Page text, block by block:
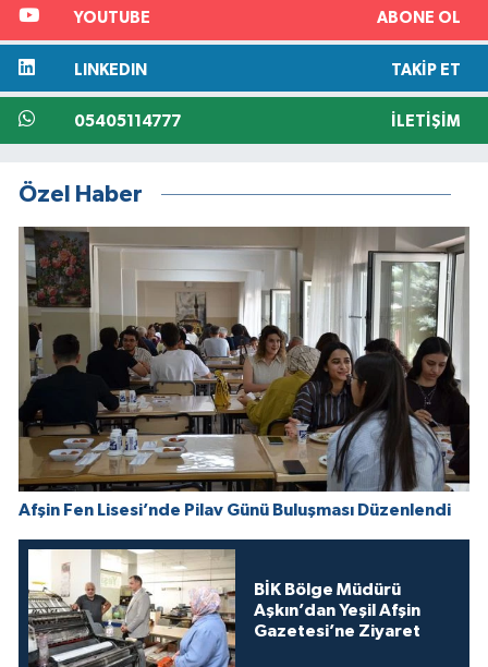
YOUTUBE ABONE OL
LINKEDIN TAKIP ET
05405114777 İLETIŞIM
Özel Haber
Afşin Fen Lisesi’nde Pilav Günü Buluşması Düzenlendi
BİK Bölge Müdürü
Aşkın’dan Yeşil Afşin
Gazetesi’ne Ziyaret